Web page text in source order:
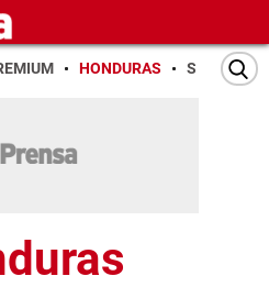
HONDURAS SAN PEDRO